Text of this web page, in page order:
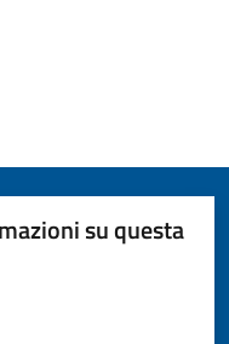
su questa